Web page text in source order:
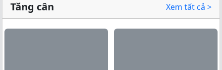
Tăng cân Xem tất cả >